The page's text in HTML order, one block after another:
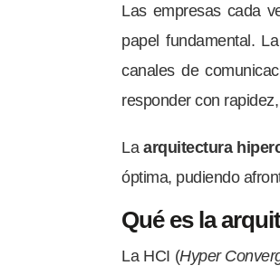
Las empresas cada
papel fundamental.
canales de
responder con
Laarquitectura
óptima, pudiendo
Qué es la
La HCI (Hyper